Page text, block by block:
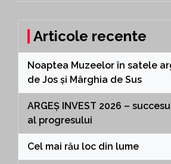
Articole recente
Noaptea Muzeelor în satele
de Jos și Mârghia de Sus
ARGEȘ INVEST 2026 –
al progresului
Cel mai rău loc din lume